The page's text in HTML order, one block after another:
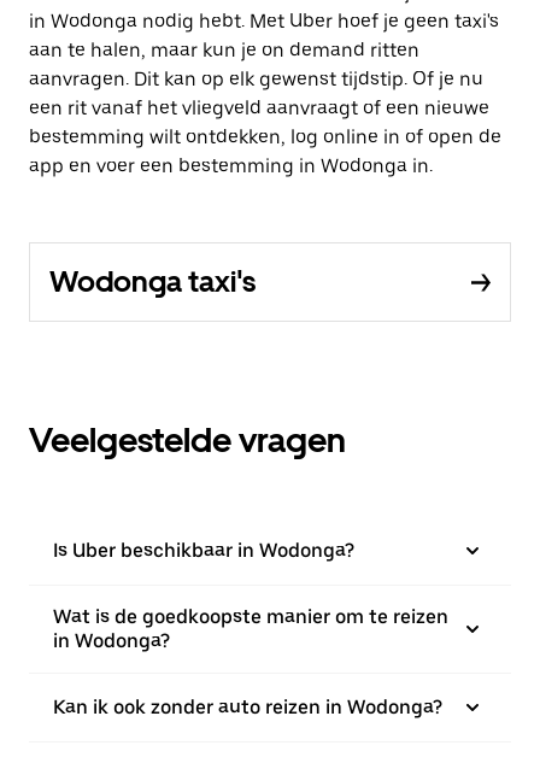
in Wodonga nodig hebt. Met Uber hoef je geen taxi's
aan te halen, maar kun je on demand ritten
aanvragen. Dit kan op elk gewenst tijdstip. Of je nu
een rit vanaf het vliegveld aanvraagt of een nieuwe
bestemming wilt ontdekken, log online in of open de
app en voer een bestemming in Wodonga in.
Wodonga taxi's
Veelgestelde vragen
Is Uber beschikbaar in Wodonga?
Wat is de goedkoopste manier om te reizen
in Wodonga?
Kan ik ook zonder auto reizen in Wodonga?